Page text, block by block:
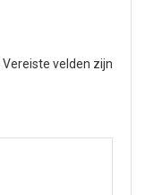
Vereiste velden zijn